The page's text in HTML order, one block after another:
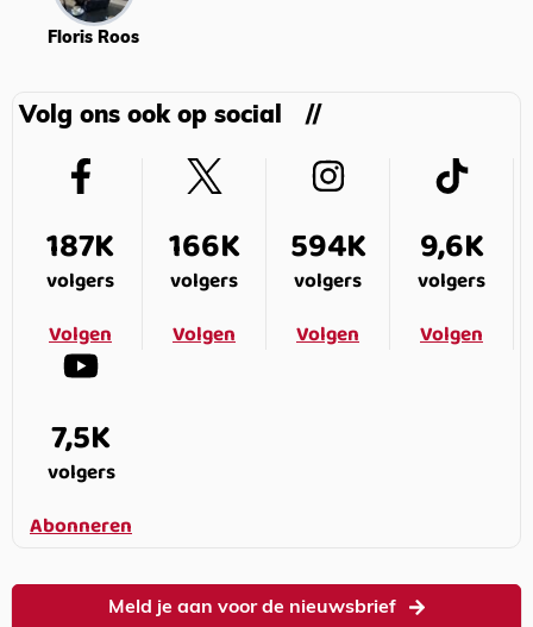
Floris Roos
Volg ons ook op social
187K
volgers
Volgen
166K
volgers
Volgen
594K
volgers
Volgen
9,6K
volgers
Volgen
7,5K
volgers
Abonneren
Meld je aan voor de nieuwsbrief